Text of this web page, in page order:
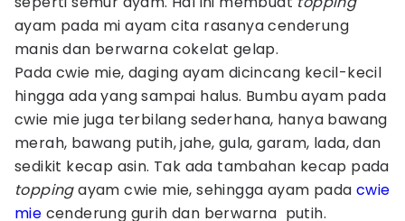
ayam pada mi ayam cita rasanya cenderung
manis dan berwarna cokelat gelap.
Pada cwie mie, daging ayam dicincang kecil-kecil
hingga ada yang sampai halus. Bumbu ayam pada
cwie mie juga terbilang sederhana, hanya bawang
merah, bawang putih, jahe, gula, garam, lada, dan
sedikit kecap asin. Tak ada tambahan kecap pada
toppingayam cwie mie, sehingga ayam pada cwie
mie cenderung gurih dan berwarna putih.